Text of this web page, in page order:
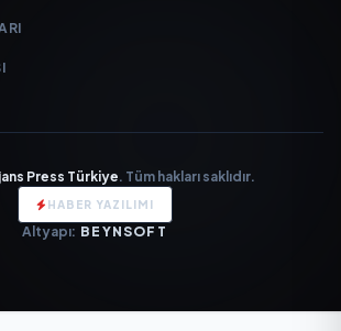
Press Türkiye. Tüm hakları saklıdır.
HABER YAZILIMI
Altyapı: BEYNSOFT